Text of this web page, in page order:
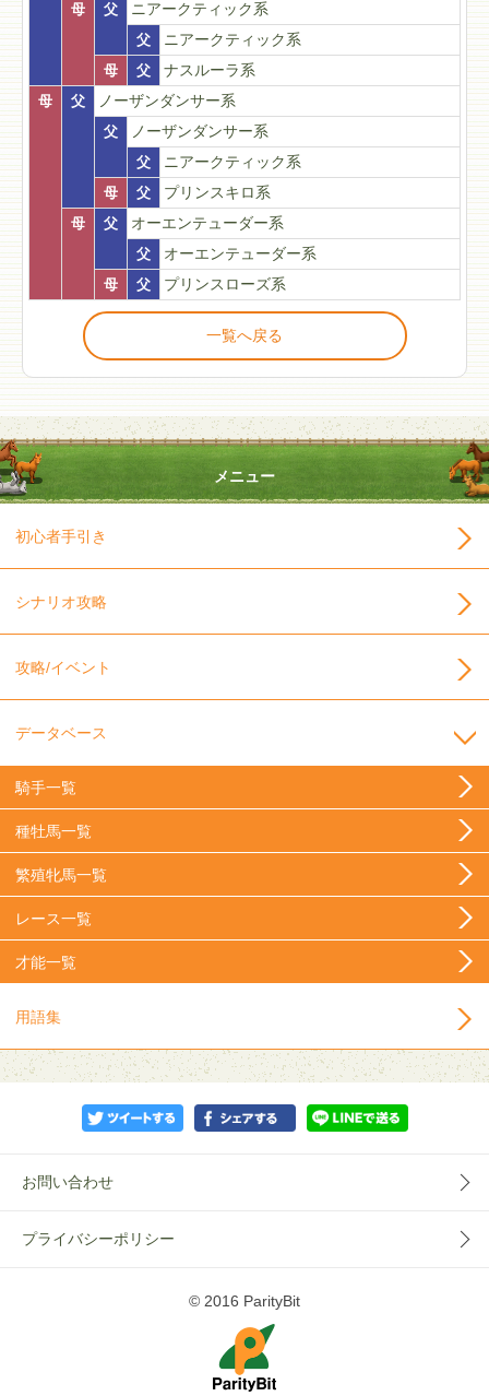
母
父
ニアークティック系
父
ニアークティック系
母
父
ナスルーラ系
母
父
ノーザンダンサー系
父
ノーザンダンサー系
父
ニアークティック系
母
父
プリンスキロ系
母
父
オーエンテューダー系
父
オーエンテューダー系
母
父 プリンスローズ系
一覧へ戻る
メニュー
初心者手引き
シナリオ攻略
攻略/イベント
データベース
騎手一覧
種牡馬一覧
繁殖牝馬一覧
レース一覧
才能一覧
用語集
お問い合わせ
プライバシーポリシー
© 2016 ParityBit